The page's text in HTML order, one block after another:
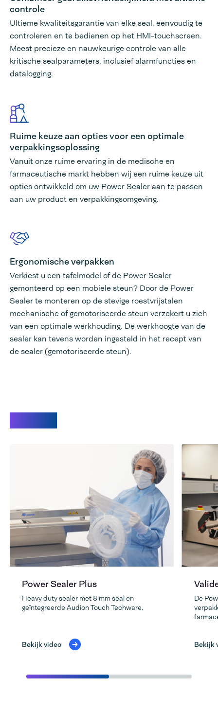
controle
Ultieme kwaliteitsgarantie van elke seal, eenvoudig te
controleren en te bedienen op het HMI-touchscreen.
Meest precieze en nauwkeurige controle van alle
kritische sealparameters, inclusief alarmfuncties en
datalogging.
Ruime keuze aan opties voor een optimale
verpakkingsoplossing
Vanuit onze ruime ervaring in de medische en
farmaceutische markt hebben wij een ruime keuze uit
opties ontwikkeld om uw Power Sealer aan te passen
aan uw product en verpakkingsomgeving.
Ergonomische verpakken
Verkiest u een tafelmodel of de Power Sealer
gemonteerd op een mobiele steun? Door de Power
Sealer te monteren op de stevige roestvrijstalen
mechanische of gemotoriseerde steun verzekert u zich
van een optimale werkhouding. De werkhoogte van de
sealer kan tevens worden ingesteld in het recept van
de sealer (gemotoriseerde steun).
Power Sealer Plus
Heavy duty sealer met 8 mm seal en
geïntegreerde Audion Touch Techware.
Bekijk video
De
Bekijk